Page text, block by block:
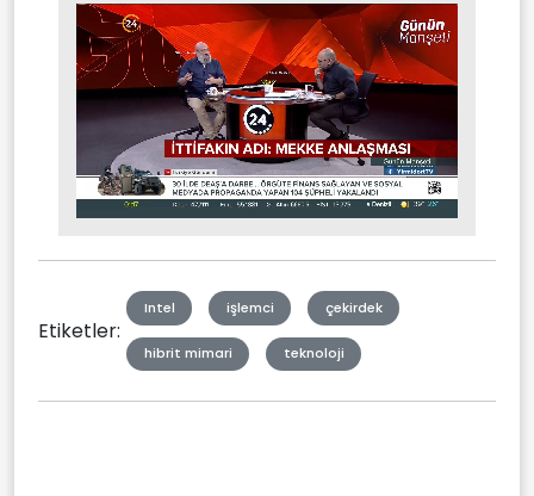
Mute Stream
Etiketler:
Intel işlemci çekirdek
hibrit mimari teknoloji